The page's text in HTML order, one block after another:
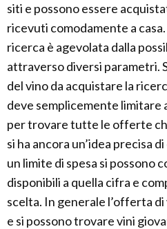
siti e possono essere
ricevuti comodamente a
ricerca è agevolata dalla
attraverso diversi parametri.
del vino da acquistare la
deve semplicemente limitare
per trovare tutte le offerte
si ha ancora un’idea precisa
un limite di spesa si possono
disponibili a quella cifra e
scelta. In generale l’offerta
e si possono trovare vini